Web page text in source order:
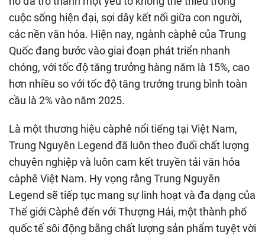
cuộc sống hiện đại, sợi dây kết nối giữa con người,
các nền văn hóa. Hiện nay, ngành càphê của Trung
Quốc đang bước vào giai đoạn phát triển nhanh
chóng, với tốc độ tăng trưởng hàng năm là 15%, cao
hơn nhiều so với tốc độ tăng trưởng trung bình toàn
cầu là 2% vào năm 2025.
Là một thương hiệu càphê nổi tiếng tại Việt Nam,
Trung Nguyên Legend đã luôn theo đuổi chất lượng
chuyên nghiệp và luôn cam kết truyền tải văn hóa
càphê Việt Nam. Hy vọng rằng Trung Nguyên
Legend sẽ tiếp tục mang sự linh hoạt và đa dạng của
Thế giới Càphê đến với Thượng Hải, một thành phố
quốc tế sôi động bằng chất lượng sản phẩm tuyệt vời